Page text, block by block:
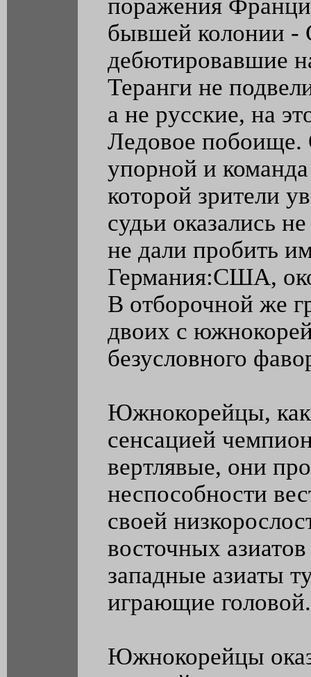
поражения
бывшей колонии -
дебютировавшие
Теранги не
а не русские, на
Ледовое побоище.
упорной и
которой зрители
судьи оказались
не дали пробить
Германия:США,
В отборочной же
двоих с
безусловного
Южнокорейцы, как
сенсацией
вертлявые, они
неспособности
своей
восточных
западные азиаты
играющие головой.
Южнокорейцы